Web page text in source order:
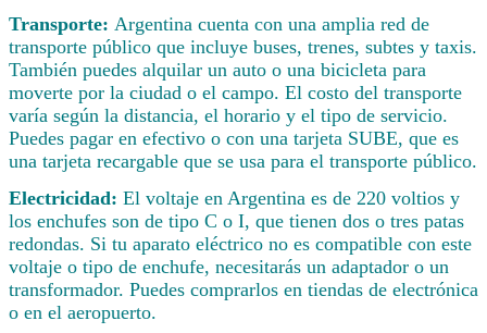
Transporte: Argentina cuenta con una amplia red de
transporte público que incluye buses, trenes, subtes y taxis.
También puedes alquilar un auto o una bicicleta para
moverte por la ciudad o el campo. El costo del transporte
varía según la distancia, el horario y el tipo de servicio.
Puedes pagar en efectivo o con una tarjeta SUBE, que es
una tarjeta recargable que se usa para el transporte público.
Electricidad: El voltaje en Argentina es de 220 voltios y
los enchufes son de tipo C o I, que tienen dos o tres patas
redondas. Si tu aparato eléctrico no es compatible con este
voltaje o tipo de enchufe, necesitarás un adaptador o un
transformador. Puedes comprarlos en tiendas de electrónica
o en el aeropuerto.